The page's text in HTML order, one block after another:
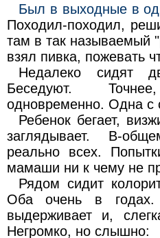
Был в выходные в
Походил-походил,
там в так называемый
взял пивка, пожевать
Недалеко сидят
Беседуют.
одновременно. Одна с
Ребенок бегает,
заглядывает. В-
реально всех.
мамаши ни к чему не
Рядом сидит
Оба очень в
выдерживает и,
Негромко, но слышно: